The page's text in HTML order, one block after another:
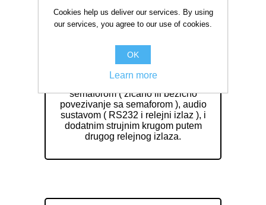
ELAK Program Control EPC232
EPC232 je centralni kontroler putem
semaforom ( žičano ili bežično
povezivanje sa semaforom ), audio
sustavom ( RS232 i relejni izlaz ), i
dodatnim strujnim krugom putem
drugog relejnog izlaza.
Cookies help us deliver our services. By using
our services, you agree to our use of cookies.
OK
Learn more